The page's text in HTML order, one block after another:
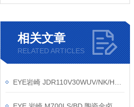
相关文章
RELATED ARTICLES